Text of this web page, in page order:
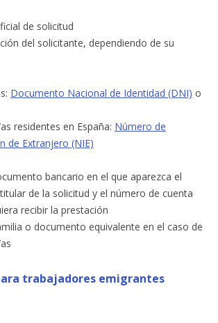
de solicitud
del solicitante, dependiendo de su
Documento Nacional de Identidad (DNI) o
residentes en España: Número de
de Extranjero (NIE)
bancario en el que aparezca el
de la solicitud y el número de cuenta
recibir la prestación
o documento equivalente en el caso de
trabajadores emigrantes